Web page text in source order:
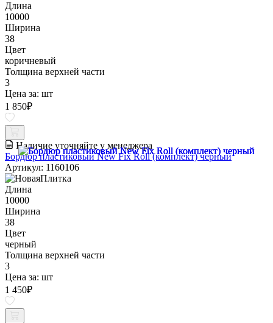
Длина
10000
Ширина
38
Цвет
коричневый
Толщина верхней части
3
Цена за: шт
1 850₽
Наличие уточняйте у менеджера
Бордюр пластиковый New Fix Roll (комплект) черный
Артикул: 1160106
Длина
10000
Ширина
38
Цвет
черный
Толщина верхней части
3
Цена за: шт
1 450₽